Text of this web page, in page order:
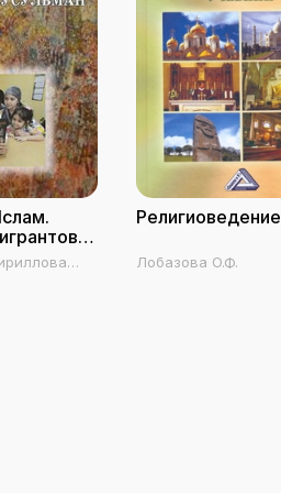
Религиоведение
Лобазова О.Ф.